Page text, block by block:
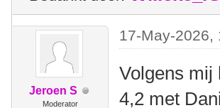
Jeroen S
Moderator
17-May-2026,
Volgens mij
4,2 met